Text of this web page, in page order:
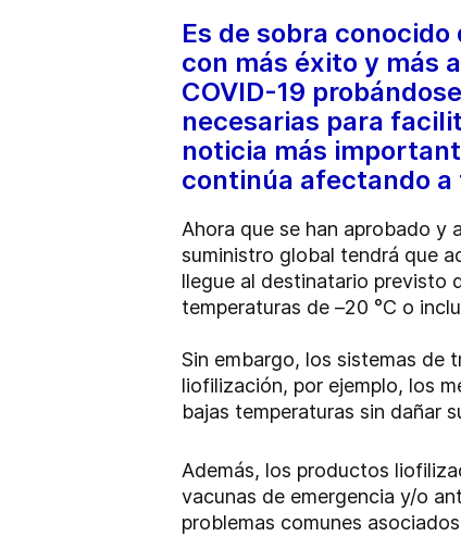
Es de sobra
con más éxito y más
COVID-19
necesarias para
noticia más
continúa afectando a
Ahora que se han aprobado y
suministro global tendrá que
llegue al destinatario previsto
temperaturas de –20 °C o
Sin embargo, los sistemas de
liofilización, por ejemplo, los
bajas temperaturas sin dañar
Además, los productos
vacunas de emergencia y/o
problemas comunes